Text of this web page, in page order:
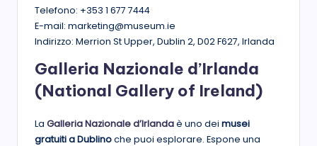
Telefono: +353 1 677 7444
E-mail: marketing@museum.ie
Indirizzo: Merrion St Upper, Dublin 2, D02 F627, Irlanda
Galleria Nazionale d’Irlanda
(National Gallery of Ireland)
La Galleria Nazionale d’Irlandaè uno dei musei
gratuiti a Dublinoche puoi esplorare. Espone una